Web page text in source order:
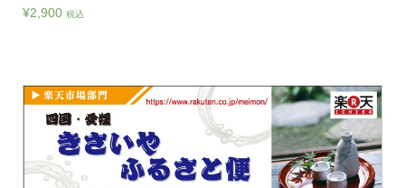
¥2,900 税込